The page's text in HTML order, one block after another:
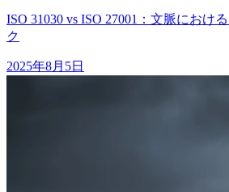
ISO 31030 vs ISO 27001：文脈におけ
ク
2025年8月5日